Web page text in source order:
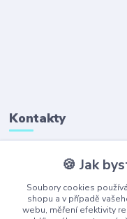
Kontakty
+420 777 323 641
(Po-Pá, 8-16 hod.)
obchod@ajaxshop.cz
🍪 Jak
Soubory cookies
shopu a v případě
webu, měření efektivity